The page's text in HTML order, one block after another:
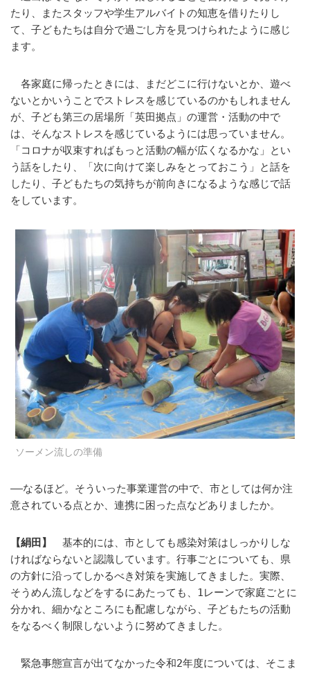
たり、またスタッフや学生アルバイトの知恵を借りたりし
て、子どもたちは自分で過ごし方を見つけられたように感じ
ます。
各家庭に帰ったときには、まだどこに行けないとか、遊べ
ないとかいうことでストレスを感じているのかもしれません
が、子ども第三の居場所「英田拠点」の運営・活動の中で
は、そんなストレスを感じているようには思っていません。
「コロナが収束すればもっと活動の幅が広くなるかな」とい
う話をしたり、「次に向けて楽しみをとっておこう」と話を
したり、子どもたちの気持ちが前向きになるような感じで話
をしています。
ソーメン流しの準備
――なるほど。そういった事業運営の中で、市としては何か注
意されている点とか、連携に困った点などありましたか。
【絹田】
基本的には、市としても感染対策はしっかりしな
ければならないと認識しています。行事ごとについても、県
の方針に沿ってしかるべき対策を実施してきました。実際、
そうめん流しなどをするにあたっても、1レーンで家庭ごとに
分かれ、細かなところにも配慮しながら、子どもたちの活動
をなるべく制限しないように努めてきました。
緊急事態宣言が出てなかった令和2年度については、そこま